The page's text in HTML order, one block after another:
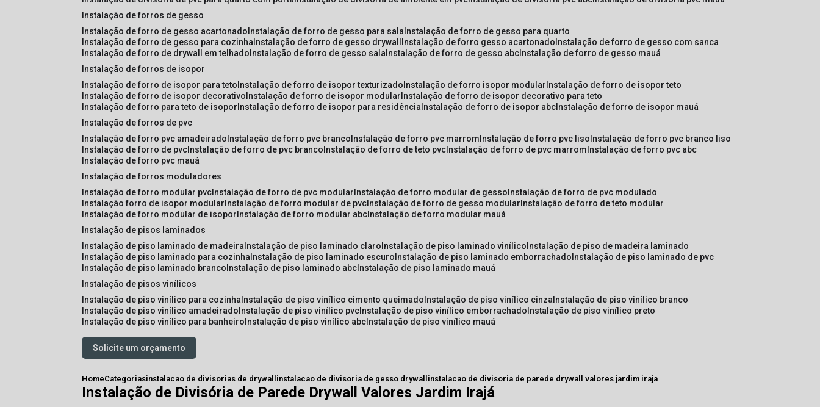
instalação de forros de gesso
instalação de forro de gesso acartonado instalação de forro de gesso para sala instalação de forro de gesso para quarto
instalação de forro de gesso para cozinha instalação de forro de gesso drywall instalação de forro gesso acartonado instalação de forro de gesso com sanca
instalação de forro de drywall em telhado instalação de forro de gesso sala instalação de forro de gesso abc instalação de forro de gesso mauá
instalação de forros de isopor
instalação de forro de isopor para teto instalação de forro de isopor texturizado instalação de forro isopor modular instalação de forro de isopor teto
instalação de forro de isopor decorativo instalação de forro de isopor modular instalação de forro de isopor decorativo para teto
instalação de forro para teto de isopor instalação de forro de isopor para residência instalação de forro de isopor abc instalação de forro de isopor mauá
instalação de forros de pvc
instalação de forro pvc amadeirado instalação de forro pvc branco instalação de forro pvc marrom instalação de forro pvc liso instalação de forro pvc branco liso
instalação de forro de pvc instalação de forro de pvc branco instalação de forro de teto pvc instalação de forro de pvc marrom instalação de forro pvc abc
instalação de forro pvc mauá
instalação de forros moduladores
instalação de forro modular pvc instalação de forro de pvc modular instalação de forro modular de gesso instalação de forro de pvc modulado
instalação forro de isopor modular instalação de forro modular de pvc instalação de forro de gesso modular instalação de forro de teto modular
instalação de forro modular de isopor instalação de forro modular abc instalação de forro modular mauá
instalação de pisos laminados
instalação de piso laminado de madeira instalação de piso laminado claro instalação de piso laminado vinílico instalação de piso de madeira laminado
instalação de piso laminado para cozinha instalação de piso laminado escuro instalação de piso laminado emborrachado instalação de piso laminado de pvc
instalação de piso laminado branco instalação de piso laminado abc instalação de piso laminado mauá
instalação de pisos vinílicos
instalação de piso vinílico para cozinha instalação de piso vinílico cimento queimado instalação de piso vinílico cinza instalação de piso vinílico branco
instalação de piso vinílico amadeirado instalação de piso vinílico pvc instalação de piso vinílico emborrachado instalação de piso vinílico preto
instalação de piso vinílico para banheiro instalação de piso vinílico abc instalação de piso vinílico mauá
Solicite um orçamento
HomeCategoriasinstalacao de divisorias de drywall instalacao de divisoria de gesso drywall instalacao de divisoria de parede drywall valores jardim iraja
Instalação de Divisória de Parede Drywall Valores Jardim Irajá